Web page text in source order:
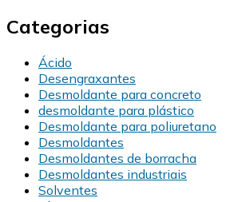
Categorias
Ácido
Desengraxantes
Desmoldante para concreto
desmoldante para plástico
Desmoldante para poliuretano
Desmoldantes
Desmoldantes de borracha
Desmoldantes industriais
Solventes